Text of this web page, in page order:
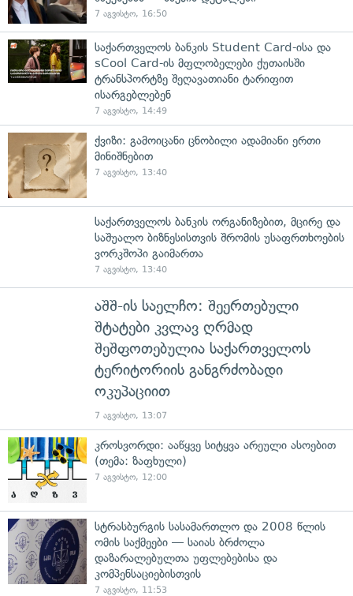
7 აგვისტო, 16:50
საქართველოს ბანკის Student Card-ისა და
sCool Card-ის მფლობელები ქუთაისში
ტრანსპორტზე შეღავათიანი ტარიფით
ისარგებლებენ
7 აგვისტო, 14:49
ქვიზი: გამოიცანი ცნობილი ადამიანი ერთი
მინიშნებით
7 აგვისტო, 13:40
საქართველოს ბანკის ორგანიზებით, მცირე და
საშუალო ბიზნესისთვის შრომის უსაფრთხოების
ვორკშოპი გაიმართა
7 აგვისტო, 13:40
აშშ-ის საელჩო: შეერთებული
შტატები კვლავ ღრმად
შეშფოთებულია საქართველოს
ტერიტორიის განგრძობადი
ოკუპაციით
7 აგვისტო, 13:07
კროსვორდი: ააწყვე სიტყვა არეული ასოებით
(თემა: ზაფხული)
7 აგვისტო, 12:00
სტრასბურგის სასამართლო და 2008 წლის
ომის საქმეები — საიას ბრძოლა
დაზარალებულთა უფლებებისა და
კომპენსაციებისთვის
7 აგვისტო, 11:53